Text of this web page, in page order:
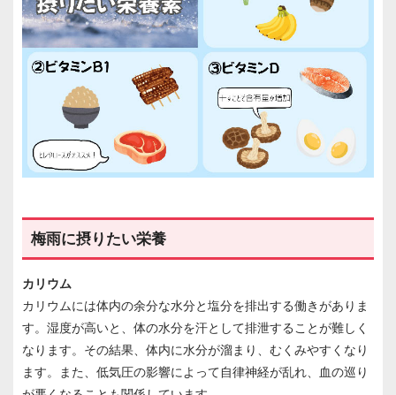
梅雨に摂りたい栄養
カリウム
カリウムには体内の余分な水分と塩分を排出する働きがありま
す。湿度が高いと、体の水分を汗として排泄することが難しく
なります。その結果、体内に水分が溜まり、むくみやすくなり
ます。また、低気圧の影響によって自律神経が乱れ、血の巡り